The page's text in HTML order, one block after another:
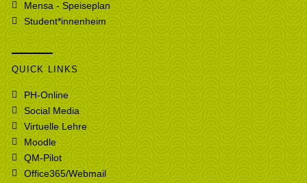
Mensa - Speiseplan
Student*innenheim
QUICK LINKS
PH-Online
Social Media
Virtuelle Lehre
Moodle
QM-Pilot
Office365/Webmail